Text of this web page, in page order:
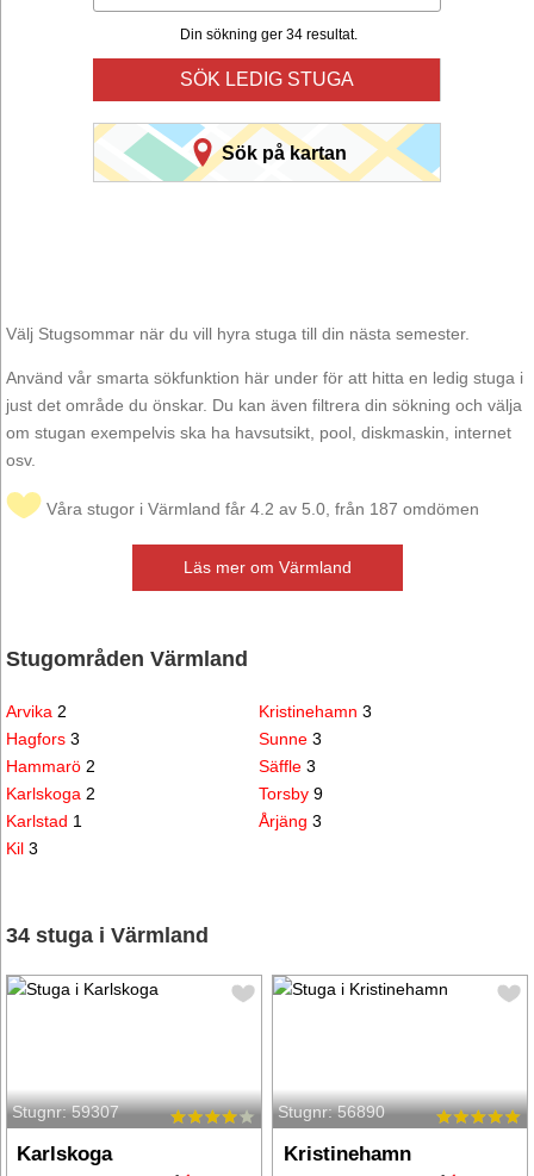
Din sökning ger 34 resultat.
SÖK LEDIG STUGA
Sök på kartan
Välj Stugsommar när du vill hyra stuga till din nästa semester.
Använd vår smarta sökfunktion här under för att hitta en ledig stuga i
just det område du önskar. Du kan även filtrera din sökning och välja
om stugan exempelvis ska ha havsutsikt, pool, diskmaskin, internet
osv.
Läs mer om Värmland
Våra stugor i Värmland får 4.2 av 5.0, från 187 omdömen
Stugområden Värmland
Arvika 2
Hagfors 3
Hammarö 2
Karlskoga 2
Karlstad 1
Kil 3
Kristinehamn 3
Sunne 3
Säffle 3
Torsby 9
Årjäng 3
34 stuga i Värmland
Stugnr: 59307
Karlskoga
Stugnr: 56890
Kristinehamn